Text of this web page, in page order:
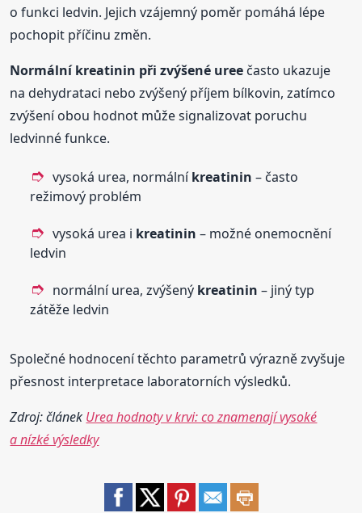
o funkci ledvin. Jejich vzájemný poměr pomáhá lépe
pochopit příčinu změn.
Normálníkreatinin při zvýšené uree často ukazuje
na dehydrataci nebo zvýšený příjem bílkovin, zatímco
zvýšení obou hodnot může signalizovat poruchu
ledvinné funkce.
vysoká urea, normálníkreatinin – často
režimový problém
vysoká urea i kreatinin – možné onemocnění
ledvin
normální urea, zvýšený kreatinin – jiný typ
zátěže ledvin
Společné hodnocení těchto parametrů výrazně zvyšuje
přesnost interpretace laboratorních výsledků.
Zdroj: článek Urea hodnoty v krvi: co znamenají vysoké
a nízké výsledky